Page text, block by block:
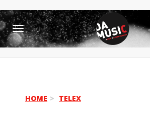
Toggle
navigation
HOME TELEX